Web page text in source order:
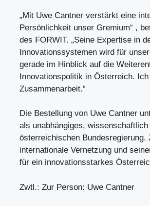
„Mit Uwe Cantner verstärkt eine
Persönlichkeit unser Gremium“ ,
des FORWIT. „Seine Expertise in
Innovationssystemen wird für
gerade im Hinblick auf die
Innovationspolitik in Österreich.
Zusammenarbeit.“
Die Bestellung von Uwe Cantner
als unabhängiges,
österreichischen
internationale Vernetzung und
für ein innovationsstarkes
Zwtl.: Zur Person: Uwe Cantner